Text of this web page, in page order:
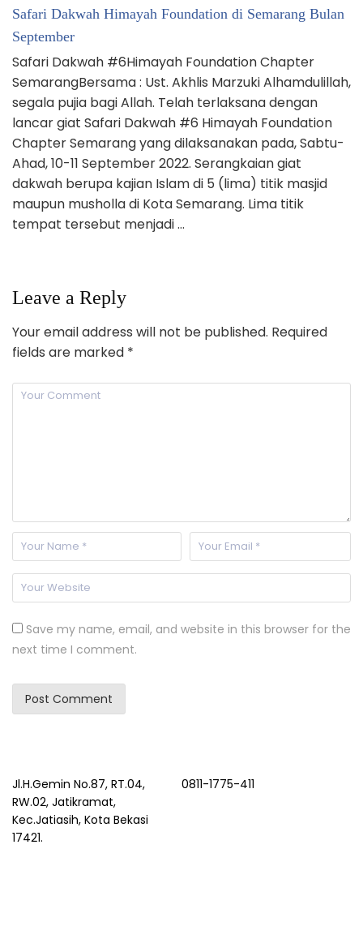
Safari Dakwah Himayah Foundation di Semarang Bulan
September
Safari Dakwah #6Himayah Foundation Chapter
SemarangBersama : Ust. Akhlis Marzuki Alhamdulillah,
segala pujia bagi Allah. Telah terlaksana dengan
lancar giat Safari Dakwah #6 Himayah Foundation
Chapter Semarang yang dilaksanakan pada, Sabtu-
Ahad, 10-11 September 2022. Serangkaian giat
dakwah berupa kajian Islam di 5 (lima) titik masjid
maupun musholla di Kota Semarang. Lima titik
tempat tersebut menjadi …
Leave a Reply
Your email address will not be published. Required
fields are marked *
Save my name, email, and website in this browser for the
next time I comment.
Jl.H.Gemin No.87, RT.04,
RW.02, Jatikramat,
Kec.Jatiasih, Kota Bekasi
17421.
0811-1775-411